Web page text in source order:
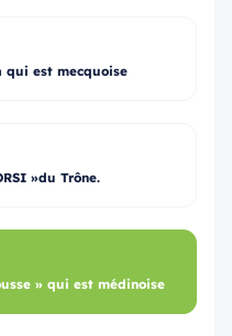
qui est mecquoise
»du Trône.
» qui est médinoise